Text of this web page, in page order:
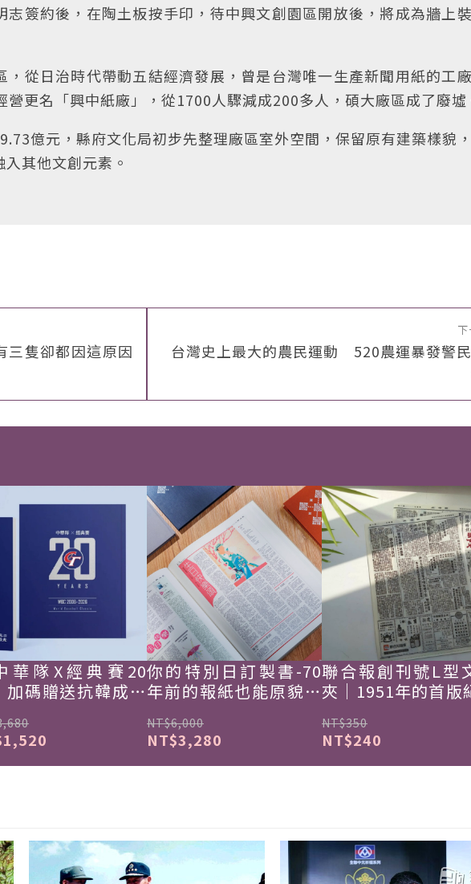
志簽約後，在陶土板按手印，待中興文創園區開放後，將成為牆上
從日治時代帶動五結經濟發展，曾是台灣唯一生產新聞用紙的工廠
營更名「興中紙廠」，從1700人驟減成200多人，碩大廠區成了廢墟
億元，縣府文化局初步先整理廠區室外空間，保留原有建築樣貌
其他文創元素。
三隻卻都因這原因
台灣史上最大的農民運動 520農運暴發警
華隊X經典賽20
加碼贈送抗韓成功
你的特別日訂製書-70
年前的報紙也能原貌重
NT$6,000
NT$3,280
聯合報創刊號L型
夾｜1951年的首版
NT$350
NT$240